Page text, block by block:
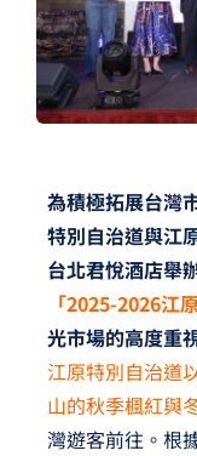
為積極拓展台灣
特別自治道與江
台北君悅酒店舉
「2025-2026江
光市場的高度重
江原特別自治道
山的秋季楓紅與
灣遊客前往。根